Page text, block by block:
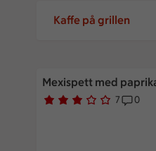
Kaffe på grillen
Mexispett med
Betyg 2.9 av 5. 7
7 personer har röstat
0
Mexispett med paprika